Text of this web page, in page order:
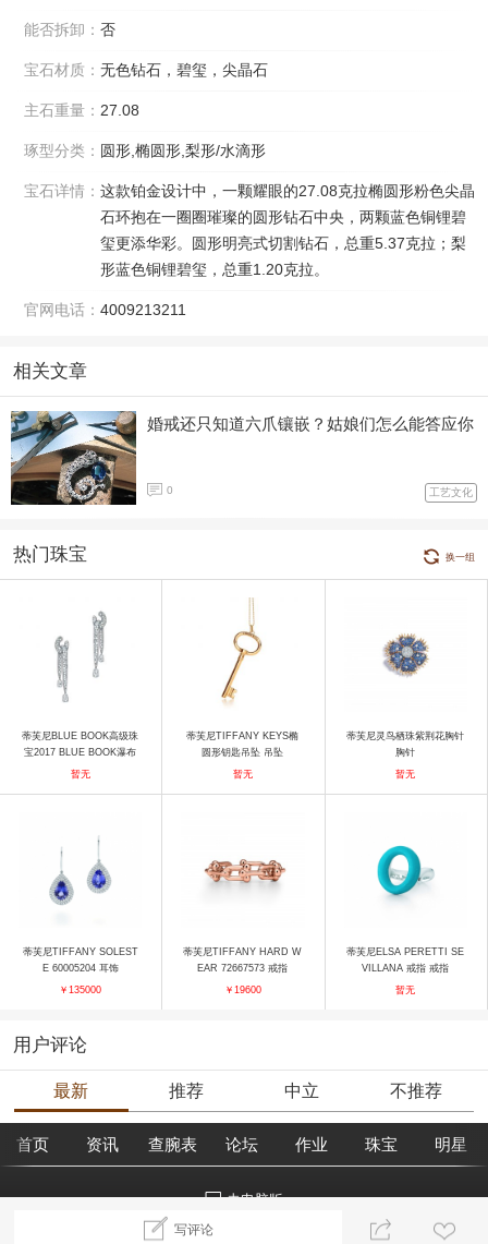
能否拆卸： 否
宝石材质： 无色钻石，碧玺，尖晶石
主石重量： 27.08
琢型分类： 圆形,椭圆形,梨形/水滴形
宝石详情： 这款铂金设计中，一颗耀眼的27.08克拉椭圆形粉色尖晶
石环抱在一圈圈璀璨的圆形钻石中央，两颗蓝色铜锂碧
玺更添华彩。圆形明亮式切割钻石，总重5.37克拉；梨
形蓝色铜锂碧玺，总重1.20克拉。
官网电话： 4009213211
相关文章
婚戒还只知道六爪镶嵌？姑娘们怎么能答应你
0 工艺文化
热门珠宝 换一组
蒂芙尼BLUE BOOK高级珠
宝2017 BLUE BOOK瀑布
耳坠 耳饰
暂无
蒂芙尼TIFFANY KEYS椭
圆形钥匙吊坠 吊坠
暂无
蒂芙尼灵鸟栖珠紫荆花胸针
胸针
暂无
蒂芙尼TIFFANY SOLEST
E 60005204 耳饰
￥135000
蒂芙尼TIFFANY HARD W
EAR 72667573 戒指
￥19600
蒂芙尼ELSA PERETTI SE
VILLANA 戒指 戒指
暂无
用户评论
最新 推荐 中立 不推荐
写评论
首页 资讯 查腕表 论坛 作业 珠宝 明星
去电脑版
©2018腕表之家 m.xbiao.com